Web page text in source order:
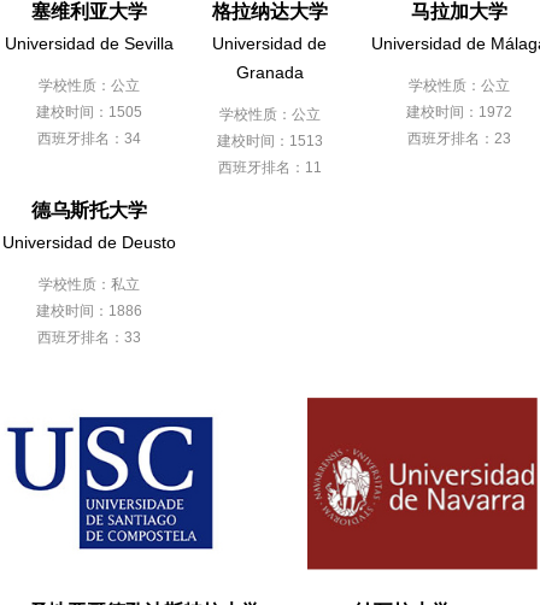
塞维利亚大学
Universidad de Sevilla
学校性质：公立
建校时间：1505
西班牙排名：34
格拉纳达大学
Universidad de
Granada
学校性质：公立
建校时间：1513
西班牙排名：11
马拉加大学
Universidad de
学校性质：公立
建校时间：1972
西班牙排名：23
德乌斯托大学
Universidad de Deusto
学校性质：私立
建校时间：1886
西班牙排名：33